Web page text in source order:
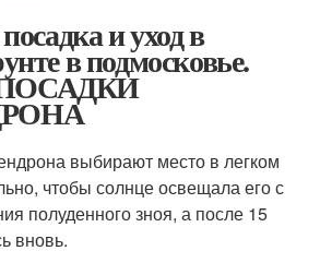
и уход в
в подмосковье.
выбирают место в легком
чтобы солнце освещала его с
полуденного зноя, а после 15
вновь.